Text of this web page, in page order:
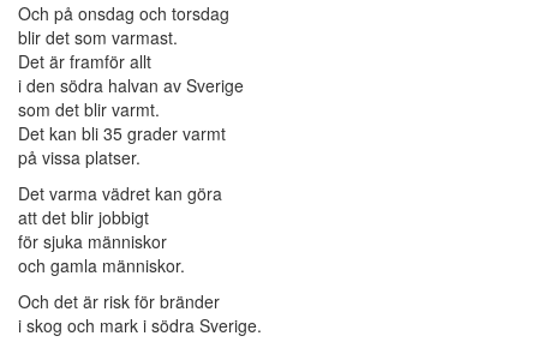
Och på onsdag och torsdag
blir det som varmast.
Det är framför allt
i den södra halvan av Sverige
som det blir varmt.
Det kan bli 35 grader varmt
på vissa platser.
Det varma vädret kan göra
att det blir jobbigt
för sjuka människor
och gamla människor.
Och det är risk för bränder
i skog och mark i södra Sverige.